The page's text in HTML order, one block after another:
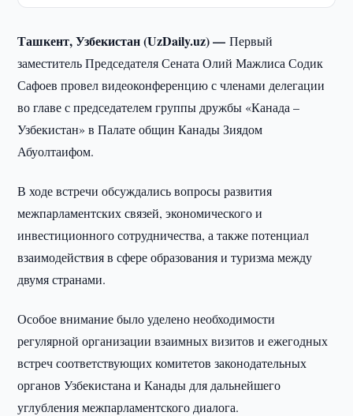
Ташкент, Узбекистан (UzDaily.uz) —Первый
заместитель Председателя Сената Олий Мажлиса Содик
Сафоев провел видеоконференцию с членами делегации
во главе с председателем группы дружбы «Канада –
Узбекистан» в Палате общин Канады Зиядом
Абуолтаифом.
В ходе встречи обсуждались вопросы развития
межпарламентских связей, экономического и
инвестиционного сотрудничества, а также потенциал
взаимодействия в сфере образования и туризма между
двумя странами.
Особое внимание было уделено необходимости
регулярной организации взаимных визитов и ежегодных
встреч соответствующих комитетов законодательных
органов Узбекистана и Канады для дальнейшего
углубления межпарламентского диалога.